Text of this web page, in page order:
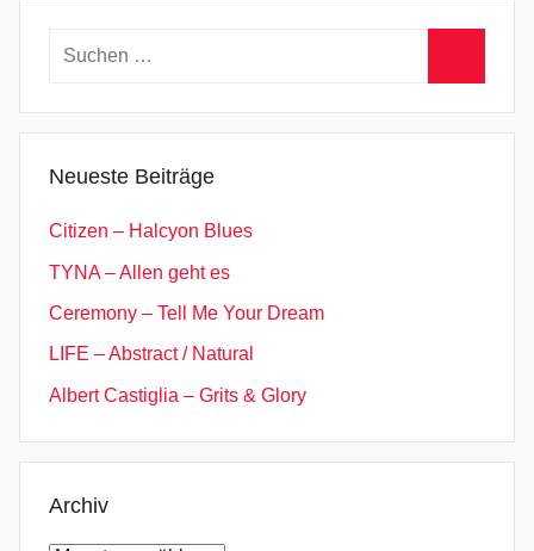
Suchen
Neueste Beiträge
Citizen – Halcyon Blues
TYNA – Allen geht es
Ceremony – Tell Me Your Dream
LIFE – Abstract / Natural
Albert Castiglia – Grits & Glory
Archiv